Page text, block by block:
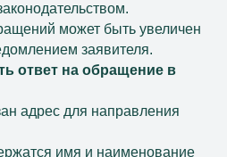
может быть увеличен
заявителя.
ответ на обращение в
адрес для направления
имя и наименование